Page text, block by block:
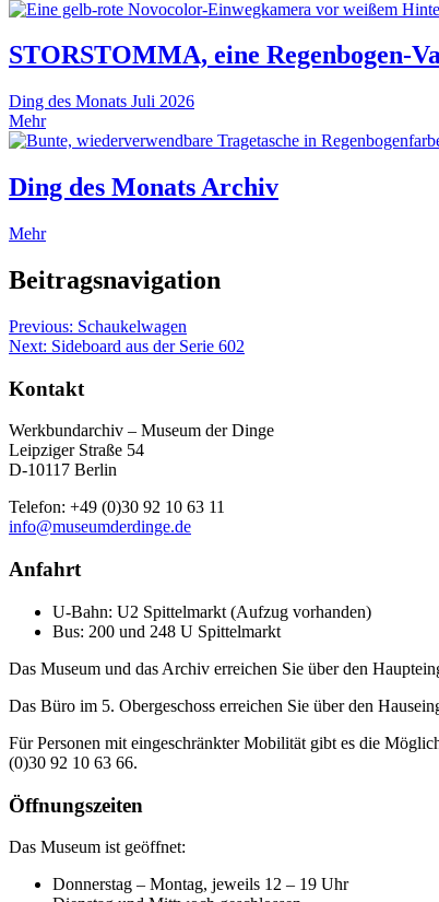
STORSTOMMA, eine Regenbogen-
Ding des Monats Juli 2026
Mehr
Ding des Monats Archiv
Mehr
Beitragsnavigation
Previous: Schaukelwagen
Next: Sideboard aus der Serie 602
Kontakt
Werkbundarchiv – Museum der Dinge
Leipziger Straße 54
D-10117 Berlin
Telefon: +49 (0)30 92 10 63 11
info@museumderdinge.de
Anfahrt
U-Bahn: U2 Spittelmarkt (Aufzug vorhanden)
Bus: 200 und 248 U Spittelmarkt
Das Museum und das Archiv erreichen Sie über den
Das Büro im 5. Obergeschoss erreichen Sie über den
Für Personen mit eingeschränkter Mobilität gibt es die
(0)30 92 10 63 66.
Öffnungszeiten
Das Museum ist geöffnet:
Donnerstag – Montag, jeweils 12 – 19 Uhr